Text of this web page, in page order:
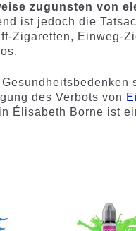
zugunsten von
ist jedoch die
Zigaretten, Einweg-
des Verbots von
Élisabeth Borne ist